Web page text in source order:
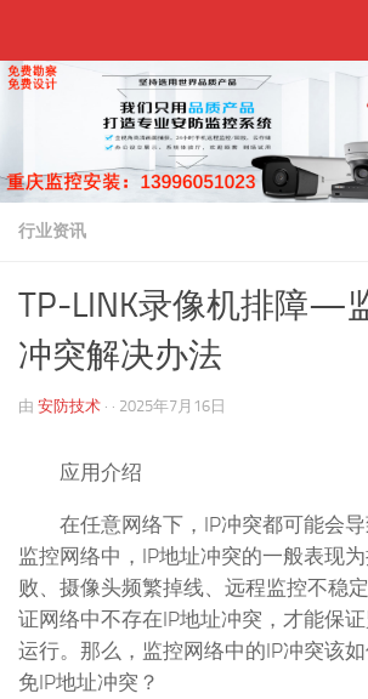
行业资讯
TP-LINK录像机排障—
冲突解决办法
由 安防技术 · · 2025年7月16日
应用介绍
在任意网络下，IP冲突都可能会导
监控网络中，IP地址冲突的一般表现
败、摄像头频繁掉线、远程监控不稳
证网络中不存在IP地址冲突，才能保
运行。那么，监控网络中的IP冲突该
免IP地址冲突？